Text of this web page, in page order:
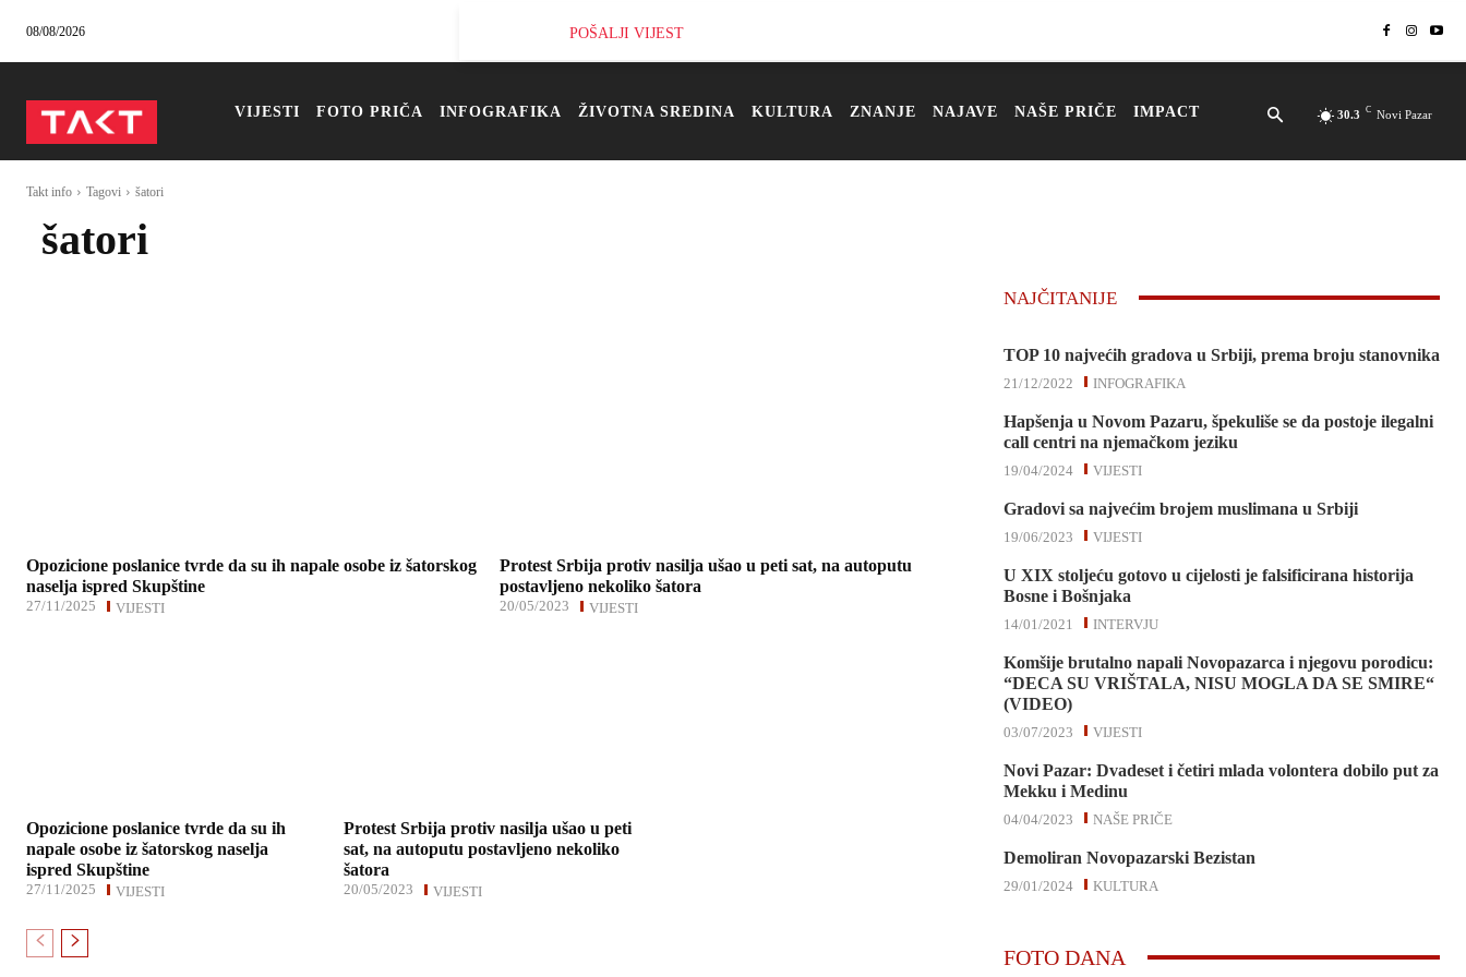
08/08/2026 POŠALJI VIJEST
VIJESTI FOTO PRIČA INFOGRAFIKA ŽIVOTNA SREDINA KULTURA ZNANJE NAJAVE NAŠE PRIČE IMPACT 30.3 C Novi Pazar
Takt info Tagovi šatori
šatori
Opozicione poslanice tvrde da su ih napale osobe iz šatorskog
naselja ispred Skupštine
VIJESTI
27/11/2025
Protest Srbija protiv nasilja ušao u peti sat, na autoputu
postavljeno nekoliko šatora
VIJESTI
20/05/2023
Opozicione poslanice tvrde da su ih
napale osobe iz šatorskog naselja
ispred Skupštine
VIJESTI
27/11/2025
Protest Srbija protiv nasilja ušao u peti
sat, na autoputu postavljeno nekoliko
šatora
VIJESTI
20/05/2023
NAJČITANIJE
TOP 10 najvećih gradova u Srbiji, prema broju stanovnika
INFOGRAFIKA
21/12/2022
Hapšenja u Novom Pazaru, špekuliše se da postoje ilegalni
call centri na njemačkom jeziku
VIJESTI
19/04/2024
Gradovi sa najvećim brojem muslimana u Srbiji
VIJESTI
19/06/2023
U XIX stoljeću gotovo u cijelosti je falsificirana historija
Bosne i Bošnjaka
INTERVJU
14/01/2021
Komšije brutalno napali Novopazarca i njegovu porodicu:
“DECA SU VRIŠTALA, NISU MOGLA DA SE SMIRE“
(VIDEO)
VIJESTI
03/07/2023
Novi Pazar: Dvadeset i četiri mlada volontera dobilo put za
Mekku i Medinu
NAŠE PRIČE
04/04/2023
Demoliran Novopazarski Bezistan
KULTURA
29/01/2024
FOTO DANA